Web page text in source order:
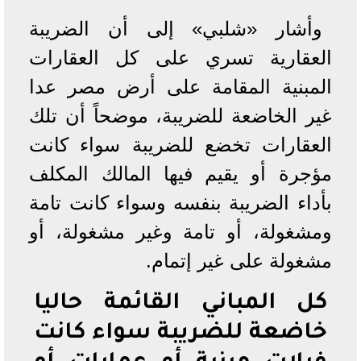
وأشار «شلبي» إلى أن الضريبة
العقارية تسري على كل العقارات
المبنية المقامة على أرض مصر عدا
غير الخاضعة للضريبة، موضحاً أن تلك
العقارات تخضع للضريبة سواء كانت
مؤجرة أو يقيم فيها المالك المكلف
بأداء الضريبة بنفسه وسواء كانت تامة
ومشغولة، أو تامة وغير مشغولة، أو
مشغولة على غير إتمام.
كل المباني القائمة حاليا
خاضعة للضريبة سواء كانت